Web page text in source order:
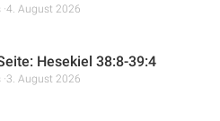
4. August 2026
Hesekiel 38:8-39:4
3. August 2026